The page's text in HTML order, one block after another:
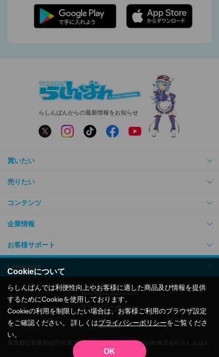
Cookieについて
らしんばんでは利便性向上やお客様に適した商品及び情報を提供
するためにCookieを使用しております。
Cookieの利用を制限したい場合は、お客様ご利用のブラウザ設定
をご確認ください。 詳しくはプライバシーポリシーをご覧くださ
い。
OK
らしんばんからの最新情報をお知らせ
買いたい
売りたい
コンテンツ
企業情報
お客様サポート
Language
セキュリティポリシー
プライバシーポリシー
利用規約
東京都公安委員会許可済 古物商許可番号305500206246 株式会社らしんばん